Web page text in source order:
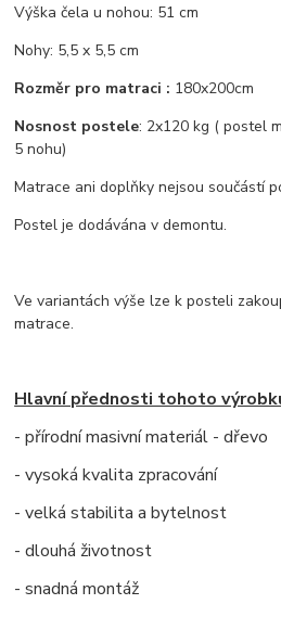
Výška čela u nohou: 51 cm
Nohy: 5,5 x 5,5 cm
Rozměr pro matraci : 180x200cm
Nosnost postele: 2x120 kg ( postel
5 nohu)
Matrace ani doplňky nejsou součástí
Postel je dodávána v demontu.
Ve variantách výše lze k posteli
matrace.
Hlavní přednosti tohoto
- přírodní masivní materiál - dřevo
- vysoká kvalita zpracování
- velká stabilita a bytelnost
- dlouhá životnost
- snadná montáž